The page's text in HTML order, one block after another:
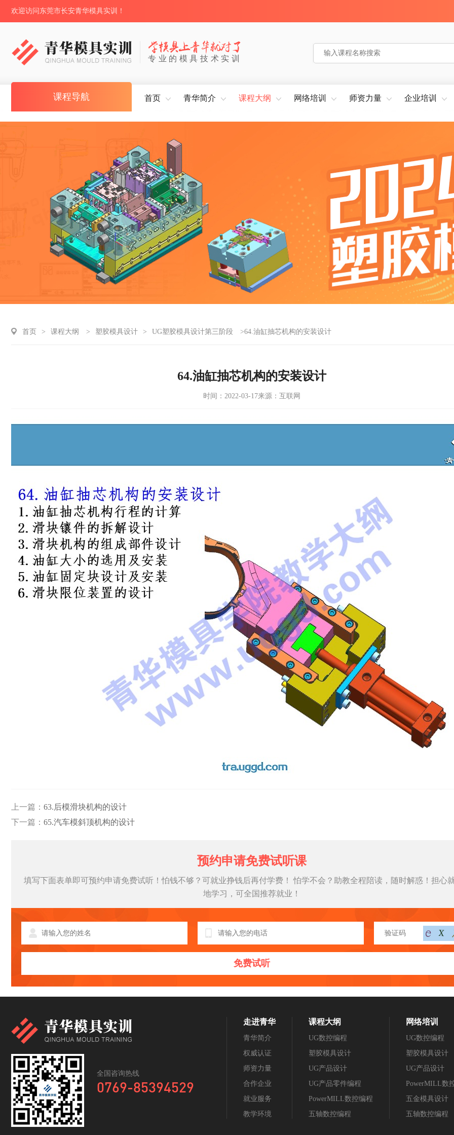
欢迎访问东莞市长安青华模具实训！
专业的模具技术实训
课程导航 首页 青华简介 课程大纲 网络培训 师资力量 企业培训
首页 > 课程大纲 > 塑胶模具设计 > UG塑胶模具设计第三阶段 >64.油缸抽芯机构的安装设计
64.油缸抽芯机构的安装设计
时间：2022-03-17来源：互联网
上一篇： 63.后模滑块机构的设计
下一篇： 65.汽车模斜顶机构的设计
预约申请免费试听课
填写下面表单即可预约申请免费试听！怕钱不够？可就业挣钱后再付学费！ 怕学不会？助教全程陪读，随时解惑！担心
地学习，可全国推荐就业！
免费试听
全国咨询热线
0769-85394529
走进青华
青华简介
权威认证
师资力量
合作企业
就业服务
教学环境
课程大纲
UG数控编程
塑胶模具设计
UG产品设计
UG产品零件编程
PowerMILL数控编程
五轴数控编程
网络培训
UG数控编程
塑胶模具设计
UG产品设计
PowerMILL数
五金模具设计
五轴数控编程